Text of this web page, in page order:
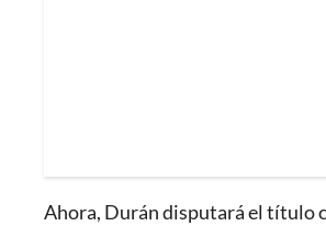
Ahora, Durán disputará el título